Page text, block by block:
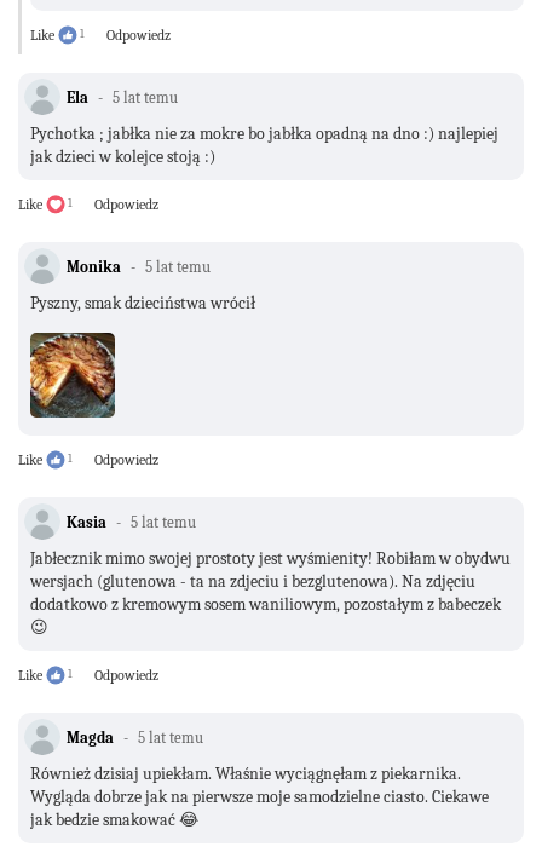
Like 1 Odpowiedz
Ela 5 lat temu
Pychotka ; jabłka nie za mokre bo jabłka opadną na dno :) najlepiej
jak dzieci w kolejce stoją :)
Like 1 Odpowiedz
Monika 5 lat temu
Pyszny, smak dzieciństwa wrócił
Like 1 Odpowiedz
Kasia 5 lat temu
Jabłecznik mimo swojej prostoty jest wyśmienity! Robiłam w obydwu
wersjach (glutenowa - ta na zdjeciu i bezglutenowa). Na zdjęciu
dodatkowo z kremowym sosem waniliowym, pozostałym z babeczek
😉
Like 1 Odpowiedz
Magda 5 lat temu
Również dzisiaj upiekłam. Właśnie wyciągnęłam z piekarnika.
Wygląda dobrze jak na pierwsze moje samodzielne ciasto. Ciekawe
jak bedzie smakować 😂